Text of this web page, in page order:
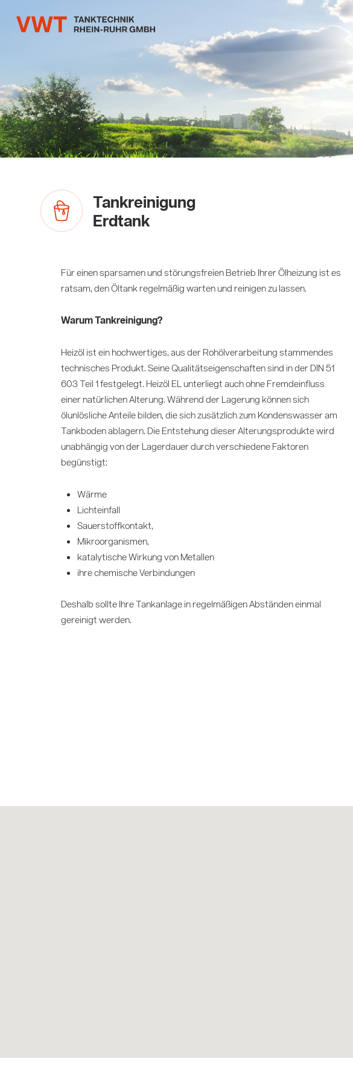
Tankreinigung
Erdtank
Für einen sparsamen und störungsfreien Betrieb Ihrer Ölheizung ist es
ratsam, den Öltank regelmäßig warten und reinigen zu lassen.
Warum Tankreinigung?
Heizöl ist ein hochwertiges, aus der Rohölverarbeitung stammendes
technisches Produkt. Seine Qualitätseigenschaften sind in der DIN 51
603 Teil 1 festgelegt. Heizöl EL unterliegt auch ohne Fremdeinfluss
einer natürlichen Alterung. Während der Lagerung können sich
ölunlösliche Anteile bilden, die sich zusätzlich zum Kondenswasser am
Tankboden ablagern. Die Entstehung dieser Alterungsprodukte wird
unabhängig von der Lagerdauer durch verschiedene Faktoren
begünstigt:
Wärme
Lichteinfall
Sauerstoffkontakt,
Mikroorganismen,
katalytische Wirkung von Metallen
ihre chemische Verbindungen
Deshalb sollte Ihre Tankanlage in regelmäßigen Abständen einmal
gereinigt werden.